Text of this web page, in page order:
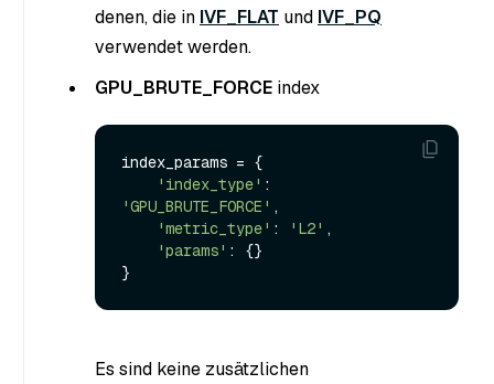
denen, die in IVF_FLAT und IVF_PQ
verwendet werden.
GPU_BRUTE_FORCE index
index_params = {
'index_type'
'GPU_BRUTE_FORCE' ,
'metric_type' : 'L2' ,
'params' : {}
Es sind keine zusätzlichen